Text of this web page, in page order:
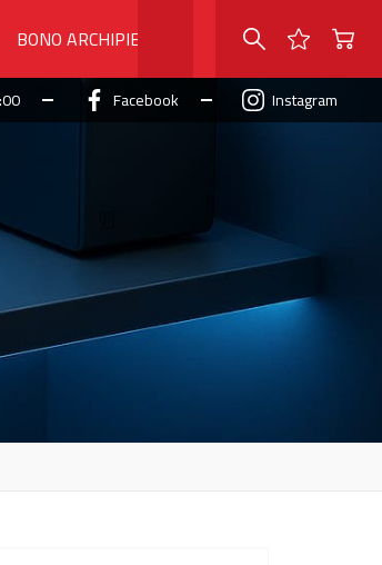
BONO ARCHIPIELAGO
Facebook Instagram